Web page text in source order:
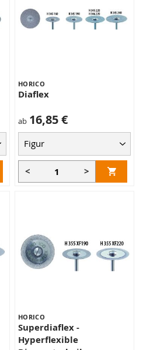
HORICO
Diaflex
ab 16,85 €
< >
HORICO
Superdiaflex -
Hyperflexible